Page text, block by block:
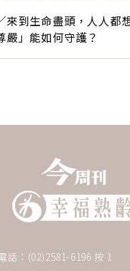
來到生命盡頭，人人都
嚴」能如何守護？
話：(02)2581-6196 按 1